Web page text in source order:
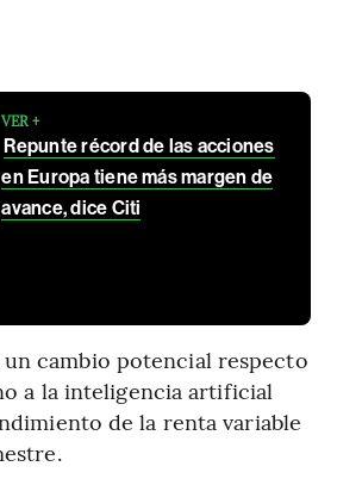
VER +
Repunte récord de las acciones
en Europa tiene más margen de
avance, dice Citi
cambio potencial respecto
a la inteligencia artificial
de la renta variable